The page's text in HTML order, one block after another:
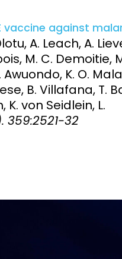
vaccine against
A. Leach, A.
M. C. Demoitie,
K. O.
B. Villafana, T.
K. von Seidlein, L.
359:2521-32